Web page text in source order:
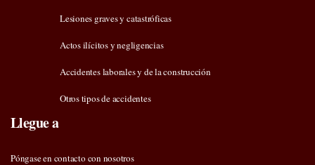
Lesiones graves y catastróficas
Actos ilícitos y negligencias
Accidentes laborales y de la construcción
Otros tipos de accidentes
Llegue a
Póngase en contacto con nosotros